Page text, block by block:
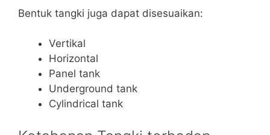
Bentuk tangki juga dapat disesuaikan:
Vertikal
Horizontal
Panel tank
Underground tank
Cylindrical tank